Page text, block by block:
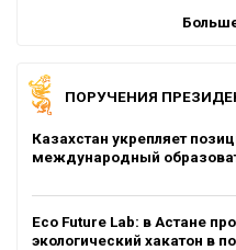
ПОРУЧЕНИЯ
Казахстан укрепляет
международный
Eco Future Lab: в Астане
экологический хакатон в